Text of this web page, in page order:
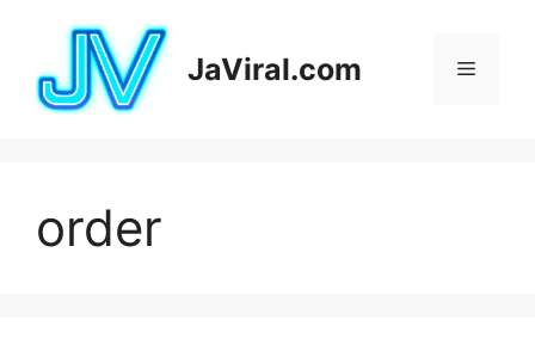
conteúdo
JaViral.com Menu
order